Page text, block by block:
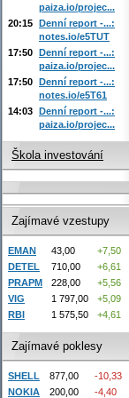
paiza.io/projec...
20:15 Denní report -...:
notes.io/e5TUT
17:50 Denní report -...:
paiza.io/projec...
17:50 Denní report -...:
notes.io/e5T61
14:03 Denní report -...:
paiza.io/projec...
Škola investování
Zajímavé vzestupy
EMAN 43,00
+7,50
DETEL
710,00
+6,61
PRAPM
228,00
+5,56
VIG
1 797,00
+5,09
RBI
1 575,50 +4,61
Zajímavé poklesy
SHELL 877,00
-10,33
NOKIA
200,00
-4,40